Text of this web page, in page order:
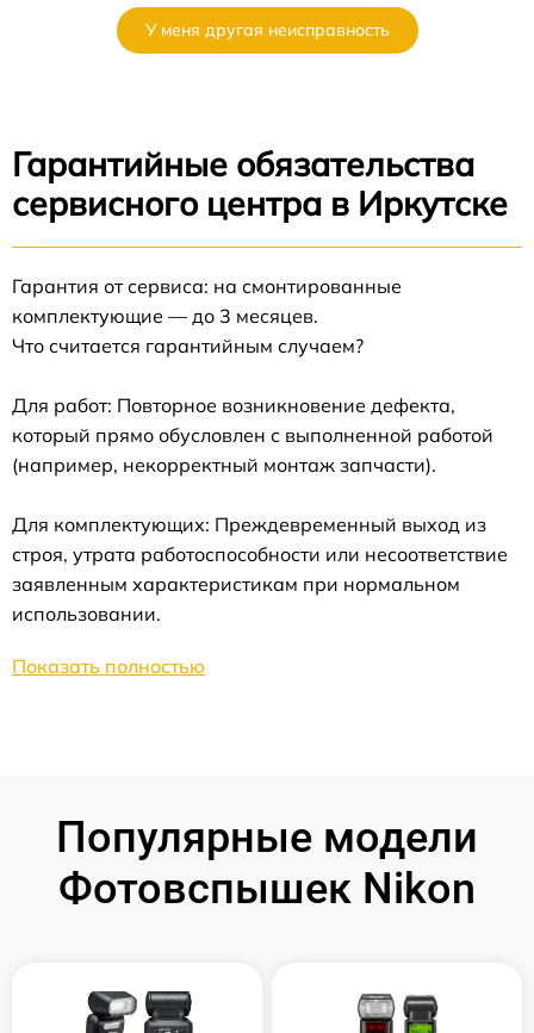
У меня другая неисправность
Гарантийные обязательства
сервисного центра в Иркутске
Гарантия от сервиса: на смонтированные
комплектующие — до 3 месяцев.
Что считается гарантийным случаем?
Для работ: Повторное возникновение дефекта,
который прямо обусловлен с выполненной работой
(например, некорректный монтаж запчасти).
Для комплектующих: Преждевременный выход из
строя, утрата работоспособности или несоответствие
заявленным характеристикам при нормальном
использовании.
Показать полностью
Популярные модели
Фотовспышек Nikon